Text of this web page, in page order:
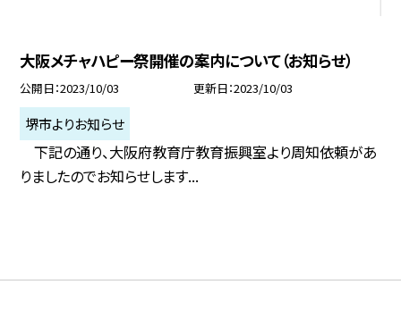
大阪メチャハピー祭開催の案内について（お知らせ）
公開日 2023/10/03 更新日 2023/10/03
堺市よりお知らせ
下記の通り、大阪府教育庁教育振興室より周知依頼があ
りましたのでお知らせします...